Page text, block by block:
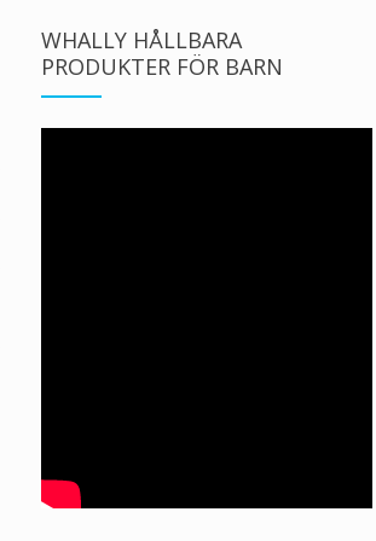
WHALLY HÅLLBARA
PRODUKTER FÖR BARN